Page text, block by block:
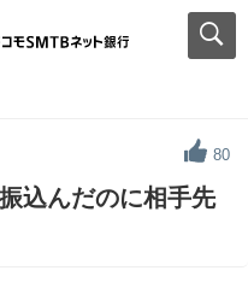
80
込んだのに相手先